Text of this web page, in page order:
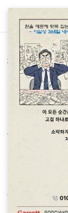
차종별 터보차저
레인지로버
294/306/
Turbo
명준 Turbo ATD
SDV6 터보차저
터보관련문의: